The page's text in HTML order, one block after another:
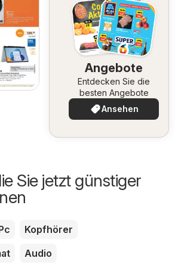
Angebote
Entdecken Sie die
besten Angebote
Ansehen
Sie jetzt günstiger
Kopfhörer
Audio